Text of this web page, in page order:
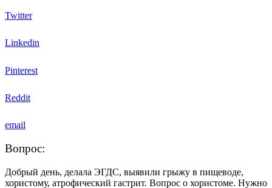
Twitter
Linkedin
Pinterest
Reddit
email
Вопрос:
Добрый день, делала ЭГДС, выявили грыжу в пищеводе,
хористому, атрофический гастрит. Вопрос о хористоме. Нужно